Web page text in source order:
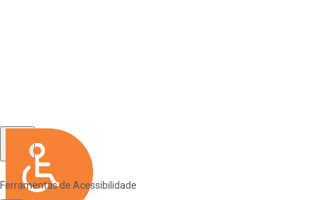
Ferramentas de Acessibilidade